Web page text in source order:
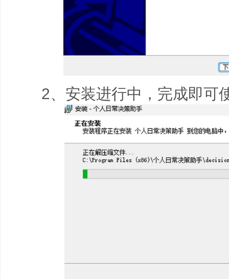
2、安装进行中，完成即可